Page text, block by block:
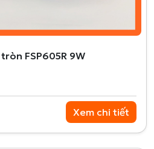
FSP605R 9W
Xem chi tiết